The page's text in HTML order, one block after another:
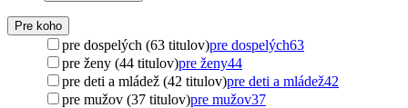
Pre koho
pre dospelých (63 titulov)pre dospelých63
pre ženy (44 titulov)pre ženy44
pre deti a mládež (42 titulov)pre deti a mládež42
pre mužov (37 titulov)pre mužov37